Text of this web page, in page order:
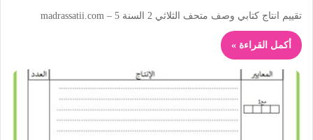
تقييم انتاج كتابي وصف متحف الثلاثي 2 السنة 5 – madrassatii.com
أكمل القراءة »